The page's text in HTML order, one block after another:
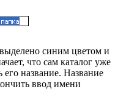
синим цветом и
что сам каталог уже
его название. Название
ввод имени